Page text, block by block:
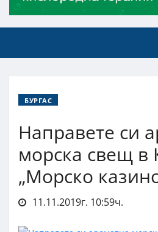
БУРГАС
Направете си
морска свещ в
„Морско
11.11.2019г. 10:59ч.